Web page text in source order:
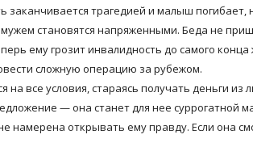
трагедией и малыш погибает,
становятся напряженными. Беда не
ему грозит инвалидность до самого конца
сложную операцию за рубежом.
все условия, стараясь получать деньги из
— она станет для нее суррогатной
намерена открывать ему правду. Если она